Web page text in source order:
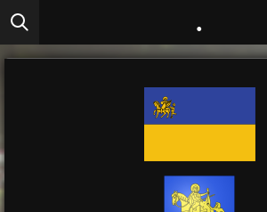
Ga
direct
naar
.